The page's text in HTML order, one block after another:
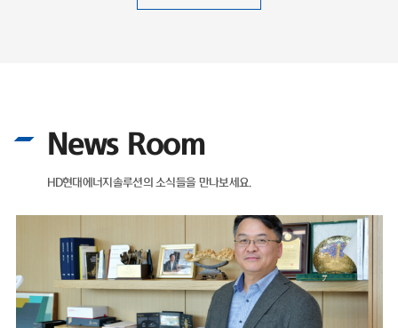
News Room
HD현대에너지솔루션의 소식들을 만나보세요.